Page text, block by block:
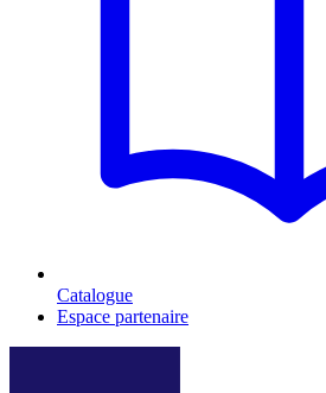
Catalogue
Espace partenaire